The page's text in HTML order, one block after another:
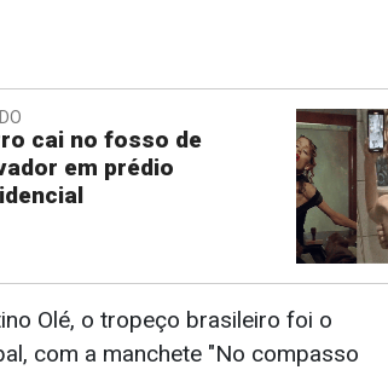
cai no fosso de
em prédio
Olé, o tropeço brasileiro foi o
com a manchete "No compasso